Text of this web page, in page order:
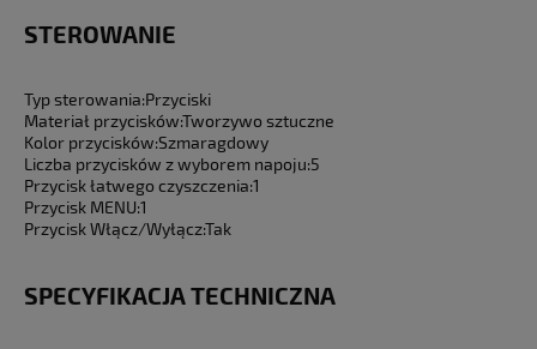
STEROWANIE
Typ sterowania:Przyciski
Materiał przycisków:Tworzywo sztuczne
Kolor przycisków:Szmaragdowy
Liczba przycisków z wyborem napoju:5
Przycisk łatwego czyszczenia:1
Przycisk MENU:1
Przycisk Włącz/Wyłącz:Tak
SPECYFIKACJA TECHNICZNA